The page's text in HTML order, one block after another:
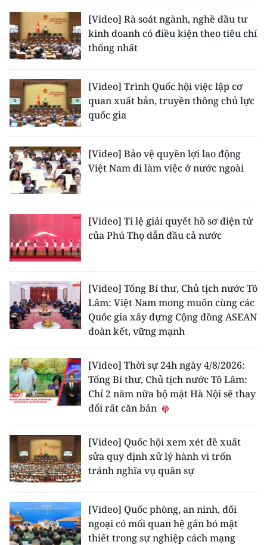
[Video] Rà soát ngành, nghề đầu tư
kinh doanh có điều kiện theo tiêu chí
thống nhất
[Video] Trình Quốc hội việc lập cơ
quan xuất bản, truyền thông chủ lực
quốc gia
[Video] Bảo vệ quyền lợi lao động
Việt Nam đi làm việc ở nước ngoài
[Video] Tỉ lệ giải quyết hồ sơ điện tử
của Phú Thọ dẫn đầu cả nước
[Video] Tổng Bí thư, Chủ tịch nước Tô
Lâm: Việt Nam mong muốn cùng các
Quốc gia xây dựng Cộng đồng ASEAN
đoàn kết, vững mạnh
[Video] Thời sự 24h ngày 4/8/2026:
Tổng Bí thư, Chủ tịch nước Tô Lâm:
Chỉ 2 năm nữa bộ mặt Hà Nội sẽ thay
đổi rất căn bản
[Video] Quốc hội xem xét đề xuất
sửa quy định xử lý hành vi trốn
tránh nghĩa vụ quân sự
[Video] Quốc phòng, an ninh, đối
ngoại có mối quan hệ gắn bó mật
thiết trong sự nghiệp cách mạng